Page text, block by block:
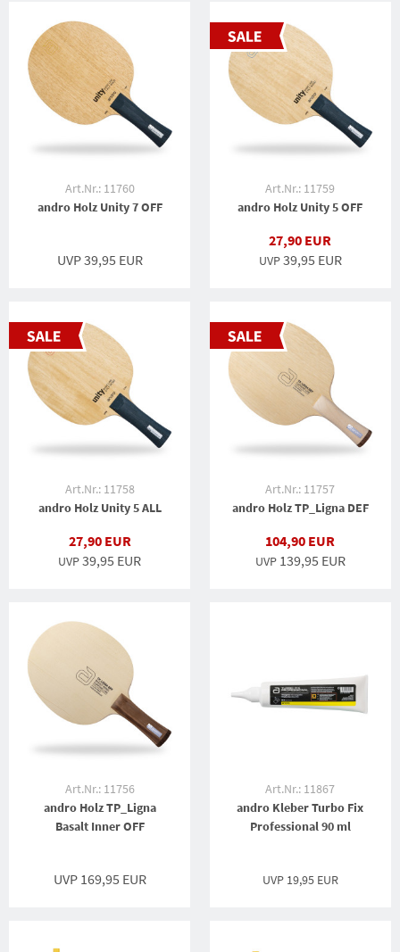
Art.Nr.: 11760
andro Holz Unity 7 OFF
UVP 39,95 EUR
Art.Nr.: 11759
andro Holz Unity 5 OFF
27,90 EUR
UVP39,95 EUR
Art.Nr.: 11758
andro Holz Unity 5 ALL
27,90 EUR
UVP39,95 EUR
Art.Nr.: 11757
andro Holz TP_Ligna DEF
104,90 EUR
UVP 139,95 EUR
Art.Nr.: 11756
andro Holz TP_Ligna
Basalt Inner OFF
UVP 169,95 EUR
Art.Nr.: 11867
andro Kleber Turbo Fix
Professional 90 ml
UVP 19,95 EUR